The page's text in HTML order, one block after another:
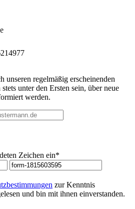
unseren regelmäßig erscheinenden
unter den Ersten sein, über neue
werden.
Zeichen ein*
zur Kenntnis
und bin mit ihnen einverstanden.